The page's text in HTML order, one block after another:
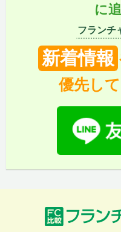
に
フランチ
新着情報
優先し